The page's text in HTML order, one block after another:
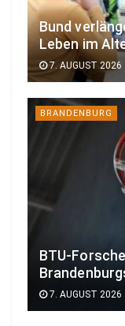
Bund
Leben im
7. AUGUST 2026
BRANDENBURG
BTU-
7. AUGUST 2026